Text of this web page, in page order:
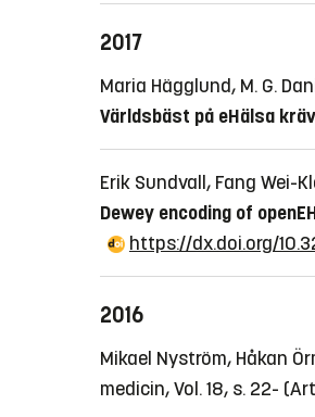
2017
Maria Hägglund, M. G.
Världsbäst på eHälsa
Erik Sundvall, Fang Wei-
Dewey encoding of
https://dx.doi.org/
2016
Mikael Nyström, Håkan
medicin, Vol. 18, s. 22-